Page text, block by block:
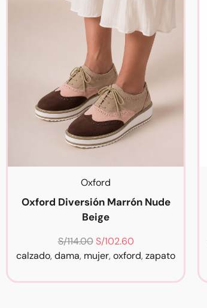
Oxford
Oxford Diversión Marrón Nude
Beige
S/114.00 S/102.60
calzado,dama, mujer,oxford,zapato